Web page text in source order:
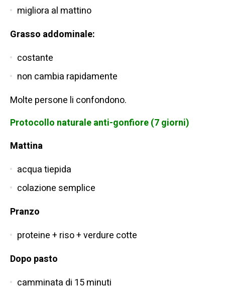
migliora al mattino
Grasso addominale:
costante
non cambia rapidamente
Molte persone li confondono.
Protocollo naturale anti-gonfiore (7 giorni)
Mattina
acqua tiepida
colazione semplice
Pranzo
proteine + riso + verdure cotte
Dopo pasto
camminata di 15 minuti